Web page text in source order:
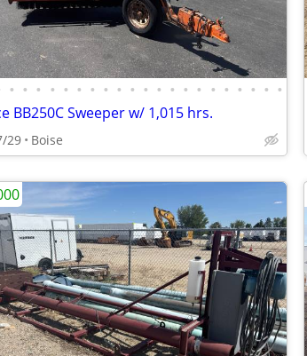
• • • • • • • • • • • • • • • • • • • • •
BB250C Sweeper w/ 1,015 hrs.
29 Boise